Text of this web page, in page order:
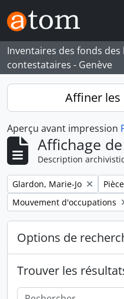
Skip to main content
Inventaires des fonds
contestataires - Genève
Affiner les
Aperçu avant impression
Affichage
Description
Remove filter:
Glardon, Marie-Jo
Pièce
Remove filter:
Mouvement d'occupations
Options de
Trouver les